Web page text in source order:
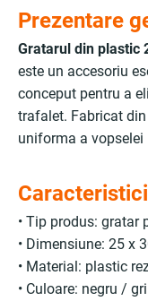
Prezentare
Gratarul din plastic
este un accesoriu
conceput pentru a
trafalet. Fabricat
uniforma a vopselei
• Tip produs: gratar
• Dimensiune: 25 x
• Material: plastic
• Culoare: negru /